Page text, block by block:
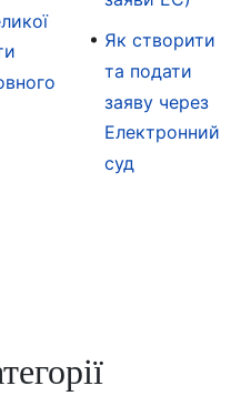
Як створити
та подати
заяву через
Електронний
суд